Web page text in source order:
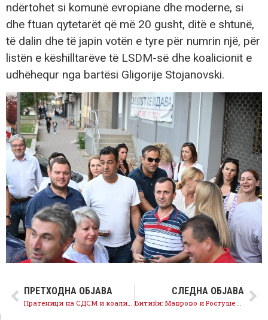
ndërtohet si komunë evropiane dhe moderne, si
dhe ftuan qytetarët që më 20 gusht, ditë e shtunë,
të dalin dhe të japin votën e tyre për numrin një, për
listën e këshilltarëve të LSDM-së dhe koalicionit e
udhëhequr nga bartësi Gligorije Stojanovski.
ПРЕТХОДНА ОБЈАВА СЛЕДНА ОБЈАВА